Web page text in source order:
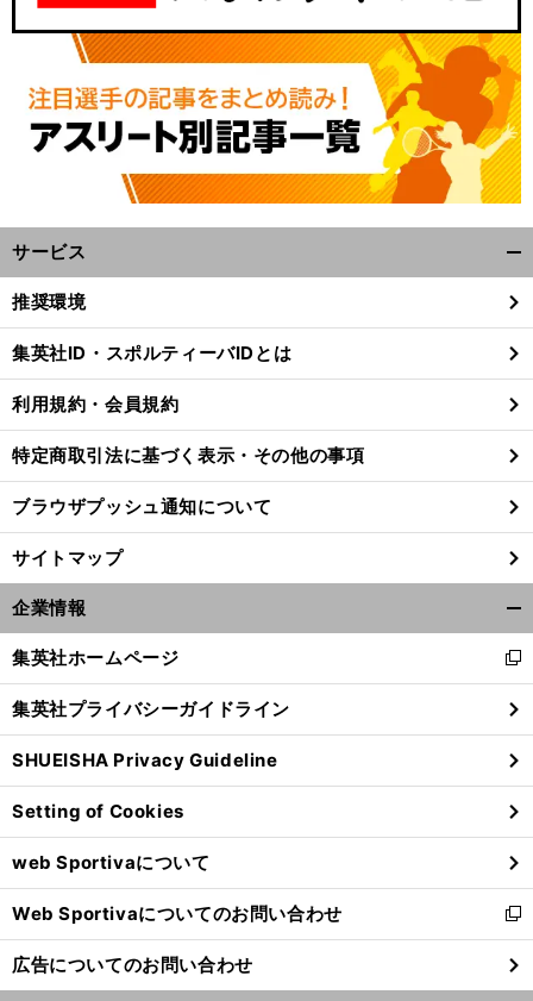
サービス
閉
る
推奨環境
集英社ID・スポルティーバIDとは
利用規約・会員規約
特定商取引法に基づく表示・その他の事項
ブラウザプッシュ通知について
サイトマップ
企業情報
閉
る
集英社ホームページ
新
し
い
ウ
ィ
ン
ド
ウ
で
開
く
集英社プライバシーガイドライン
SHUEISHA Privacy Guideline
Setting of Cookies
web Sportivaについて
Web Sportivaについてのお問い合わせ
新
し
い
ウ
広告についてのお問い合わせ